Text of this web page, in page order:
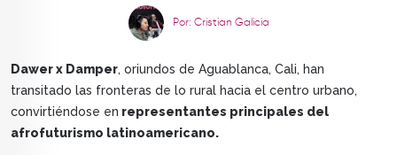
Por: Cristian Galicia
Dawer x Damper, oriundos de Aguablanca, Cali, han
transitado las fronteras de lo rural hacia el centro urbano,
convirtiéndose en representantes principales del
afrofuturismo latinoamericano.